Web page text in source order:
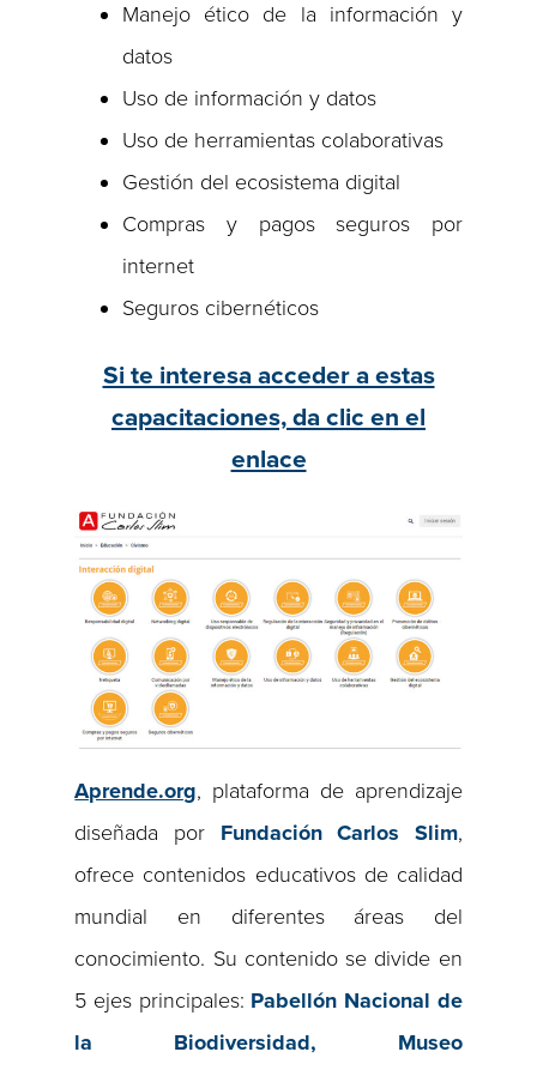
Manejo ético de la información y
datos
Uso de información y datos
Uso de herramientas colaborativas
Gestión del ecosistema digital
Compras y pagos seguros por
internet
Seguros cibernéticos
Si te interesa acceder a estas
capacitaciones, da clic en el
enlace
Aprende.org, plataforma de aprendizaje
diseñada por Fundación Carlos Slim,
ofrece contenidos educativos de calidad
mundial en diferentes áreas del
conocimiento. Su contenido se divide en
5 ejes principales: Pabellón Nacional de
la Biodiversidad, Museo